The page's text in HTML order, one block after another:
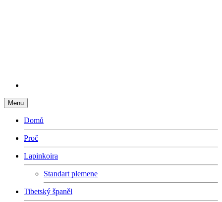
Menu
Domů
Proč
Lapinkoira
Standart plemene
Tibetský španěl